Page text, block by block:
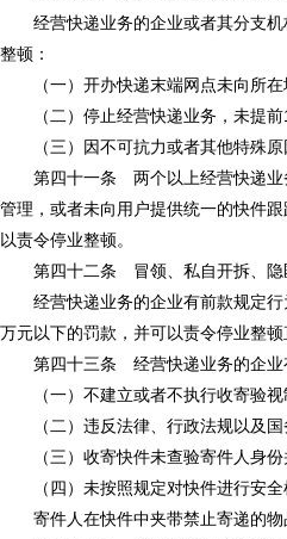
经营快递业务的企业或者其分支机
整顿：
（一）开办快递末端网点未向所在
（二）停止经营快递业务，未提前
（三）因不可抗力或者其他特殊原
第四十一条 两个以上经营快递业务
管理，或者未向用户提供统一的快件
以责令停业整顿。
第四十二条 冒领、私自开拆、隐匿
经营快递业务的企业有前款规定行
万元以下的罚款，并可以责令停业整
第四十三条 经营快递业务的企业有
（一）不建立或者不执行收寄验视
（二）违反法律、行政法规以及国
（三）收寄快件未查验寄件人身份
（四）未按照规定对快件进行安全
寄件人在快件中夹带禁止寄递的物